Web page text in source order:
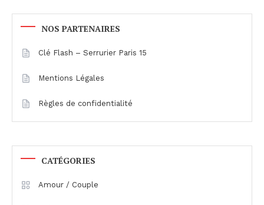
NOS PARTENAIRES
Clé Flash – Serrurier Paris 15
Mentions Légales
Règles de confidentialité
CATÉGORIES
Amour / Couple